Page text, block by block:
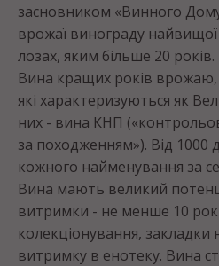
засновником «Винного
врожаї винограду
лозах, яким більше 20 років.
Вина кращих років врожаю,
які характеризуються як
них - вина КНП
за походженням»). Від 1000
кожного найменування за
Вина мають великий
витримки - не менше 10
колекціонування,
витримку в енотеку. Вина